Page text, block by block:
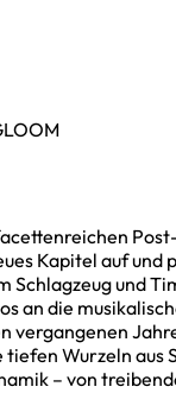
Kapitel auf
und
an die
Wurzeln
– von